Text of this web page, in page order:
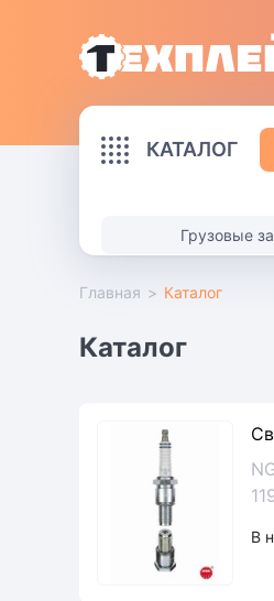
КАТАЛОГ
Грузовые
Главная > Каталог
Каталог
В